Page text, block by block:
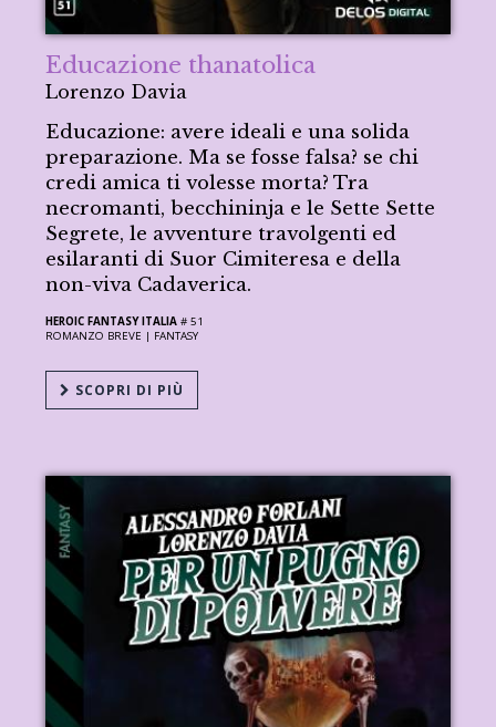
Educazione thanatolica
Lorenzo Davia
Educazione: avere ideali e una solida
preparazione. Ma se fosse falsa? se chi
credi amica ti volesse morta? Tra
necromanti, becchininja e le Sette Sette
Segrete, le avventure travolgenti ed
esilaranti di Suor Cimiteresa e della
non-viva Cadaverica.
HEROIC FANTASY ITALIA # 51
ROMANZO BREVE | FANTASY
SCOPRI DI PIÙ